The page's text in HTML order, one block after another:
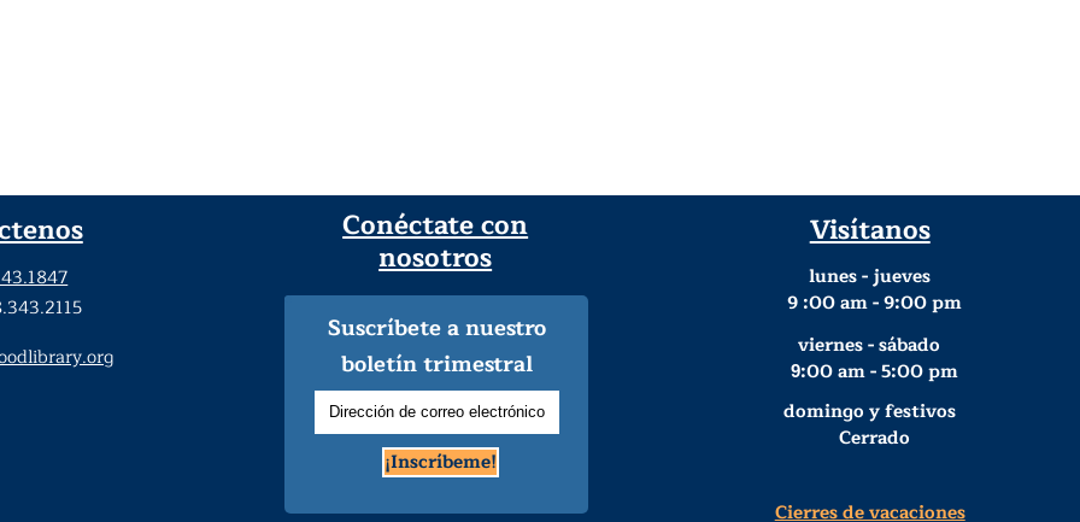
Conéctate con
nosotros
Suscríbete a nuestro
boletín trimestral
¡Inscríbeme!
Visítanos
lunes - jueves
9 :00 am - 9:00 pm
viernes - sábado
9:00 am - 5:00 pm
domingo y festivos
Cerrado
Cierres de vacaciones